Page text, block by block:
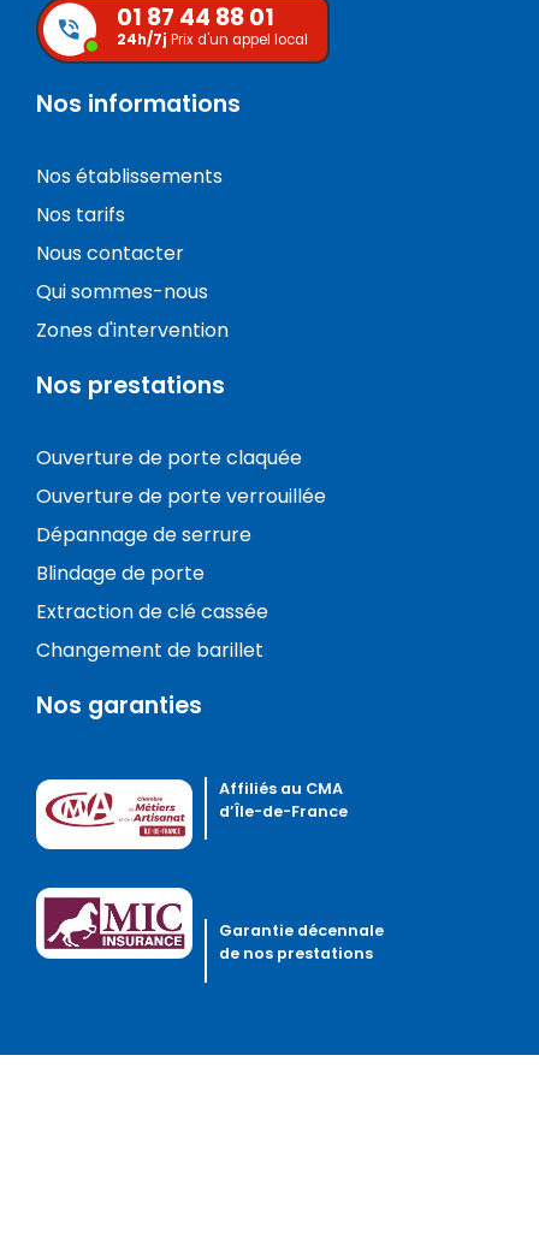
01 87 44 88 01
24h/7j Prix d'un appel local
Nos informations
Nos établissements
Nos tarifs
Nous contacter
Qui sommes-nous
Zones d'intervention
Nos prestations
Ouverture de porte claquée
Ouverture de porte verrouillée
Dépannage de serrure
Blindage de porte
Extraction de clé cassée
Changement de barillet
Nos garanties
Affiliés au CMA
d’Île-de-France
Garantie décennale
de nos prestations